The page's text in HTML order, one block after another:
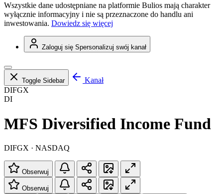
Wszystkie dane udostępniane na platformie Bulios mają charakter
wyłącznie informacyjny i nie są przeznaczone do handlu ani
inwestowania. Dowiedz się więcej
Zaloguj się Spersonalizuj swój kanał
Toggle Sidebar
Kanał
DIFGX
DI
MFS Diversified Income Fund
DIFGX · NASDAQ
Obserwuj
Obserwuj